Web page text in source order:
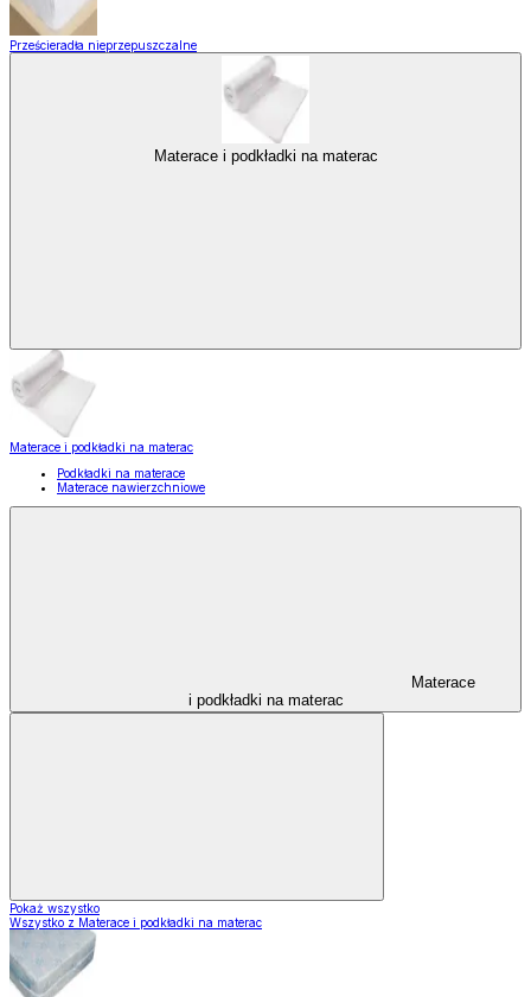
Prześcieradła nieprzepuszczalne
Materace i podkładki na materac
Materace i podkładki na materac
Podkładki na materace
Materace nawierzchniowe
Materace
i podkładki na materac
Pokaż wszystko
Wszystko z Materace i podkładki na materac